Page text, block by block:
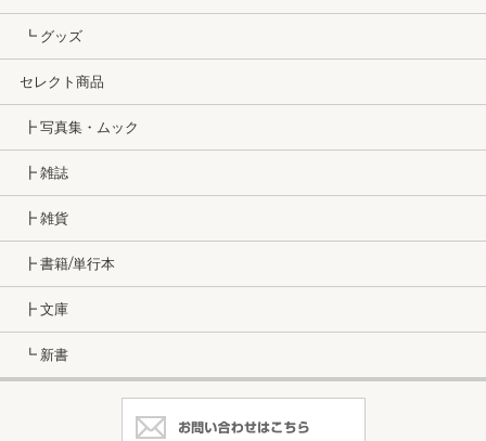
┗ グッズ
セレクト商品
┣ 写真集・ムック
┣ 雑誌
┣ 雑貨
┣ 書籍/単行本
┣ 文庫
┗ 新書